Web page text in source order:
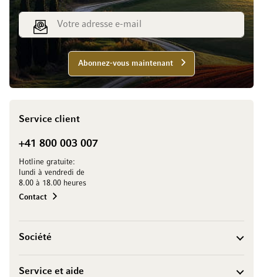
Adresse e-mail
Abonnez-vous maintenant
Service client
+41 800 003 007
Hotline gratuite:
lundi à vendredi de
8.00 à 18.00 heures
Contact
Société
Service et aide